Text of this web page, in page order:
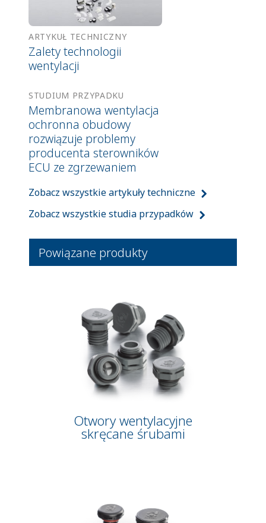
ARTYKUŁ TECHNICZNY
Zalety technologii
wentylacji
STUDIUM PRZYPADKU
Membranowa wentylacja
ochronna obudowy
rozwiązuje problemy
producenta sterowników
ECU ze zgrzewaniem
Zobacz wszystkie artykuły techniczne
Zobacz wszystkie studia przypadków
Powiązane produkty
Otwory wentylacyjne
skręcane śrubami